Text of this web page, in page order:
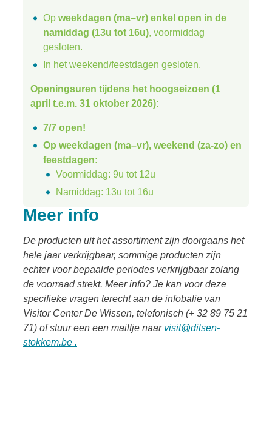
Op weekdagen (ma–vr) enkel open in de
namiddag (13u tot 16u), voormiddag
gesloten.
In het weekend/feestdagen gesloten.
Openingsuren tijdens het hoogseizoen (1
april t.e.m. 31 oktober 2026):
7/7 open!
Op weekdagen (ma–vr), weekend (za-zo) en
feestdagen:
Voormiddag: 9u tot 12u
Namiddag: 13u tot 16u
Meer info
De producten uit het assortiment zijn doorgaans het
hele jaar verkrijgbaar, sommige producten zijn
echter voor bepaalde periodes verkrijgbaar zolang
de voorraad strekt. Meer info? Je kan voor deze
specifieke vragen terecht aan de infobalie van
Visitor Center De Wissen, telefonisch (+ 32 89 75 21
71) of stuur een een mailtje naar visit@dilsen-
stokkem.be .
A tot Z
Uitgelicht